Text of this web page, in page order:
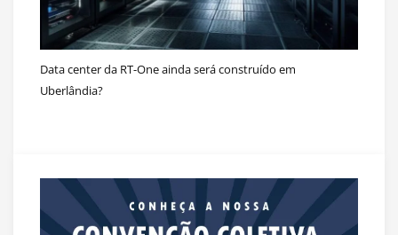
Data center da RT-One ainda será construído em
Uberlândia?